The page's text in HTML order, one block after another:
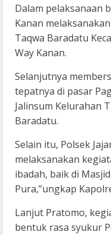
Dalam pelaksanaan
Kanan
Taqwa Baradatu
Way Kanan.
Selanjutnya
tepatnya di pasar
Jalinsum Kelurahan
Baradatu.
Selain itu, Polsek
melaksanakan
ibadah, baik di
Pura,”ungkap
Lanjut Pratomo,
bentuk rasa syukur